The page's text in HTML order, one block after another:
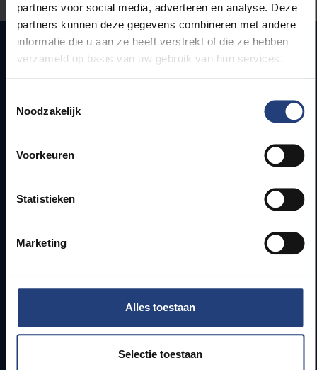
partners voor social media, adverteren en analyse. Deze
partners kunnen deze gegevens combineren met andere
informatie die u aan ze heeft verstrekt of die ze hebben
verzameld op basis van uw gebruik van hun services.
Noodzakelijk
Voorkeuren
Statistieken
Marketing
Alles toestaan
Selectie toestaan
Webmail
Campusfaciliteiten
Info voor
Pers
Studenten
PhD-studenten
Werkstudenten